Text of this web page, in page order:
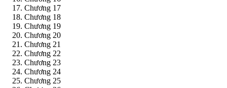
Chương 17
Chương 18
Chương 19
Chương 20
Chương 21
Chương 22
Chương 23
Chương 24
Chương 25